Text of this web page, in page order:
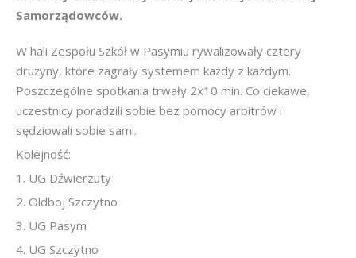
Samorządowców.
W hali Zespołu Szkół w Pasymiu rywalizowały cztery
drużyny, które zagrały systemem każdy z każdym.
Poszczególne spotkania trwały 2x10 min. Co ciekawe,
uczestnicy poradzili sobie bez pomocy arbitrów i
sędziowali sobie sami.
Kolejność:
1. UG Dźwierzuty
2. Oldboj Szczytno
3. UG Pasym
4. UG Szczytno